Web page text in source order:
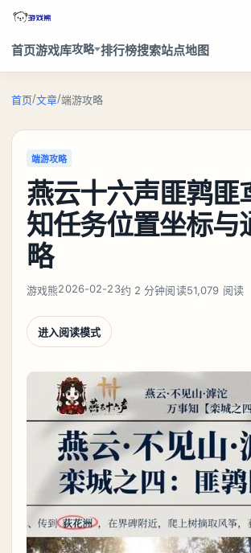
首页游戏库攻略 排行榜搜索站点地图
首页/文章/端游攻略
端游攻略
燕云十六声匪鹑匪
知任务位置坐标与
略
游戏熊2026-02-23约 2 分钟阅读51,079 阅读
进入阅读模式